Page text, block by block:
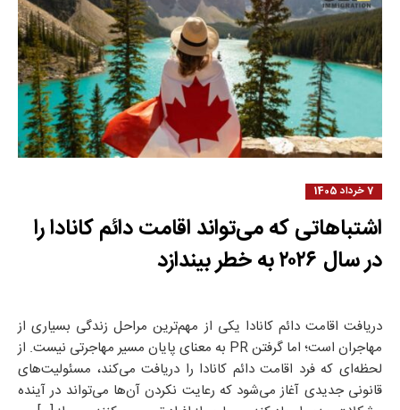
7 خرداد 1405
اشتباهاتی که می‌تواند اقامت دائم کانادا را
در سال ۲۰۲۶ به خطر بیندازد
دریافت اقامت دائم کانادا یکی از مهم‌ترین مراحل زندگی بسیاری از
مهاجران است؛ اما گرفتن PR به معنای پایان مسیر مهاجرتی نیست. از
لحظه‌ای که فرد اقامت دائم کانادا را دریافت می‌کند، مسئولیت‌های
قانونی جدیدی آغاز می‌شود که رعایت نکردن آن‌ها می‌تواند در آینده